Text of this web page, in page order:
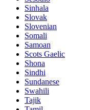
Sinhala
Slovak
Slovenian
Somali
Samoan
Scots Gaelic
Shona
Sindhi
Sundanese
Swahili
Tajik